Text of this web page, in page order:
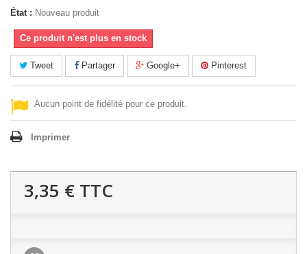
État : Nouveau produit
Ce produit n'est plus en stock
Tweet Partager Google+ Pinterest
Aucun point de fidélité pour ce produit.
Imprimer
3,35 € TTC